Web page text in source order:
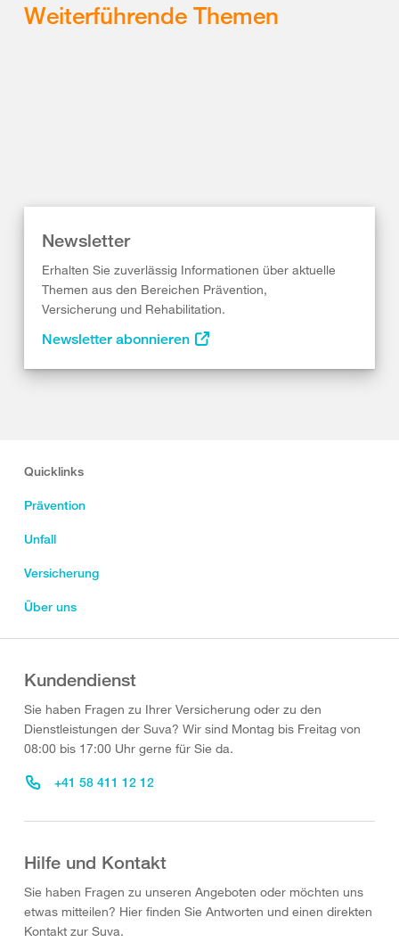
Weiterführende Themen
Newsletter
Erhalten Sie zuverlässig Informationen über aktuelle
Themen aus den Bereichen Prävention,
Versicherung und Rehabilitation.
Newsletter abonnieren
Quicklinks
Prävention
Unfall
Versicherung
Über uns
Kundendienst
Sie haben Fragen zu Ihrer Versicherung oder zu den
Dienstleistungen der Suva? Wir sind Montag bis Freitag von
08:00 bis 17:00 Uhr gerne für Sie da.
+41 58 411 12 12
Hilfe und Kontakt
Sie haben Fragen zu unseren Angeboten oder möchten uns
etwas mitteilen? Hier finden Sie Antworten und einen direkten
Kontakt zur Suva.